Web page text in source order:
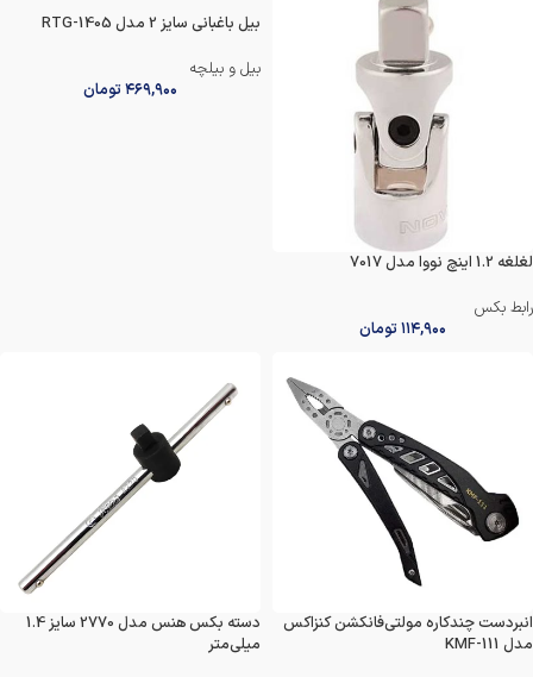
لغلغه 1.2 اینچ نووا مدل 7017
رابط بکس
۱۱۴,۹۰۰تومان
بیل باغبانی سایز 2 مدل RTG-1405
بیل و بیلچه
۴۶۹,۹۰۰تومان
انبردست چندکاره مولتی‌فانکشن کنزاکس
مدل KMF-111
دسته بکس هنس مدل 2770 سایز 1.4
میلی‌متر